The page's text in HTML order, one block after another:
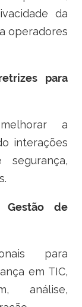
da
operadores
para
a
interações
Gestão de
para
em TIC,
análise,